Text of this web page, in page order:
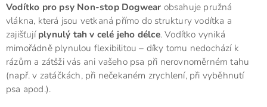
Vodítko pro psy Non-stop Dogwear obsahuje pružná
vlákna, která jsou vetkaná přímo do struktury vodítka a
zajišťujíplynulý tah v celé jeho délce. Vodítko vyniká
mimořádně plynulou flexibilitou – díky tomu nedochází k
rázům a zátšži vás ani vašeho psa při nerovnoměrném tahu
(např. v zatáčkách, při nečekaném zrychlení, při vyběhnutí
psa apod.).